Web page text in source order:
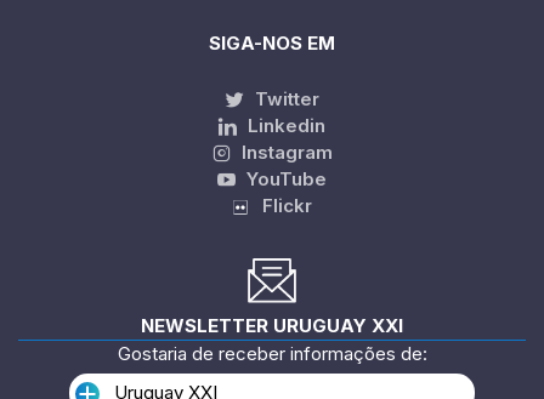
SIGA-NOS EM
Twitter
Linkedin
Instagram
YouTube
Flickr
NEWSLETTER URUGUAY XXI
Gostaria de receber informações de:
Uruguay XXI